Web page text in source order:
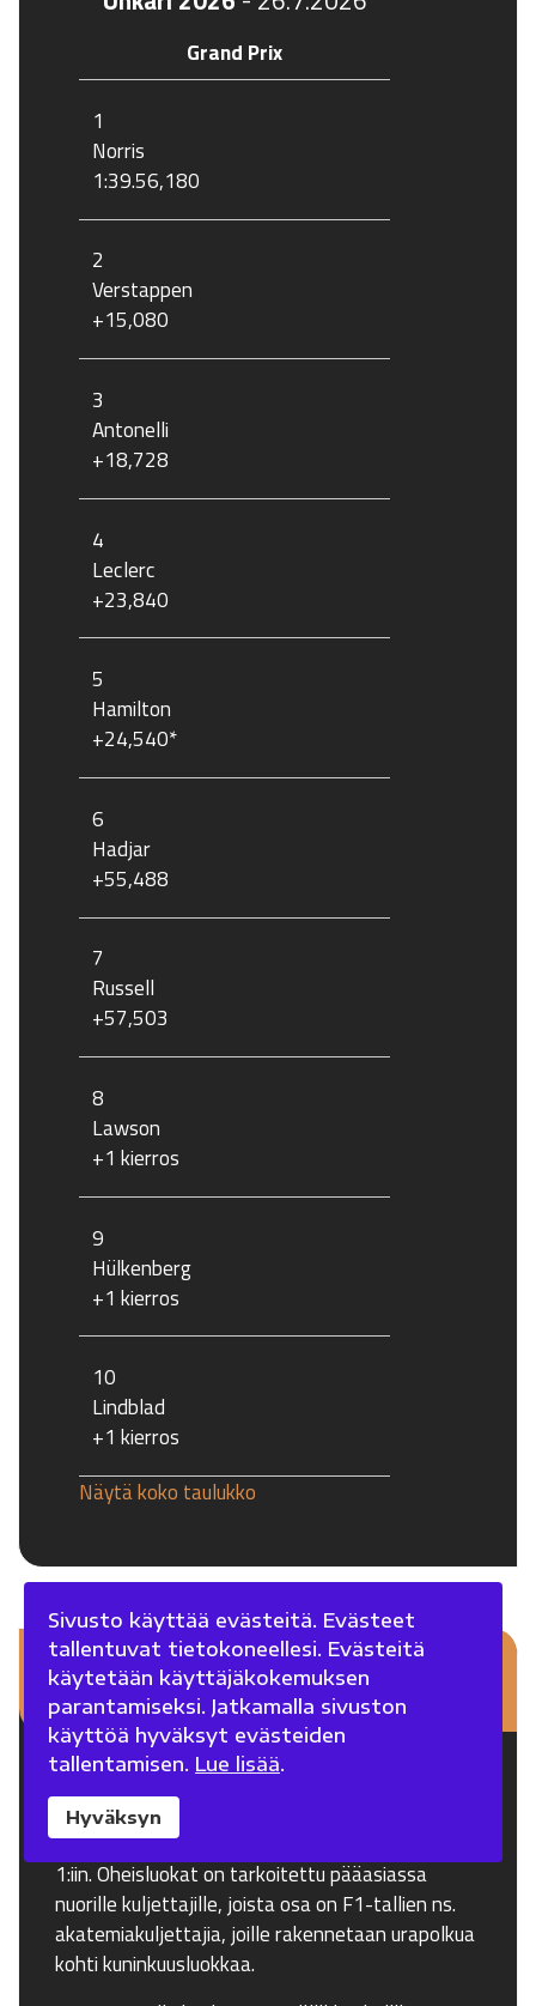
Grand Prix
1
Norris
1:39.56,180
2
Verstappen
+15,080
3
Antonelli
+18,728
4
Leclerc
+23,840
5
Hamilton
+24,540*
6
Hadjar
+55,488
7
Russell
+57,503
8
Lawson
+1 kierros
9
Hülkenberg
+1 kierros
10
Lindblad
+1 kierros
Näytä koko taulukko
Oheisluokat
Useiden F1-viikonloppujen yhteydessä ajetaan
myös oheisluokkia Formula 2 ja Formula 3, joiden
on tarkoitus toimia ponnahduslautana Formula
1:iin. Oheisluokat on tarkoitettu pääasiassa
nuorille kuljettajille, joista osa on F1-tallien ns.
akatemiakuljettajia, joille rakennetaan urapolkua
kohti kuninkuusluokkaa.
Sivusto käyttää evästeitä. Evästeet
tallentuvat tietokoneellesi. Evästeitä
käytetään käyttäjäkokemuksen
parantamiseksi. Jatkamalla sivuston
käyttöä hyväksyt evästeiden
tallentamisen. Lue lisää.
Hyväksyn